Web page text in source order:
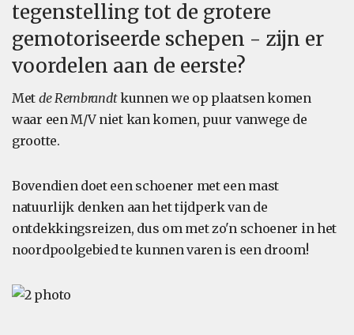
tegenstelling tot de grotere
gemotoriseerde schepen - zijn er
voordelen aan de eerste?
Met de Rembrandtkunnen we op plaatsen komen
waar een M/V niet kan komen, puur vanwege de
grootte.
Bovendien doet een schoener met een mast
natuurlijk denken aan het tijdperk van de
ontdekkingsreizen, dus om met zo'n schoener in het
noordpoolgebied te kunnen varen is een droom!